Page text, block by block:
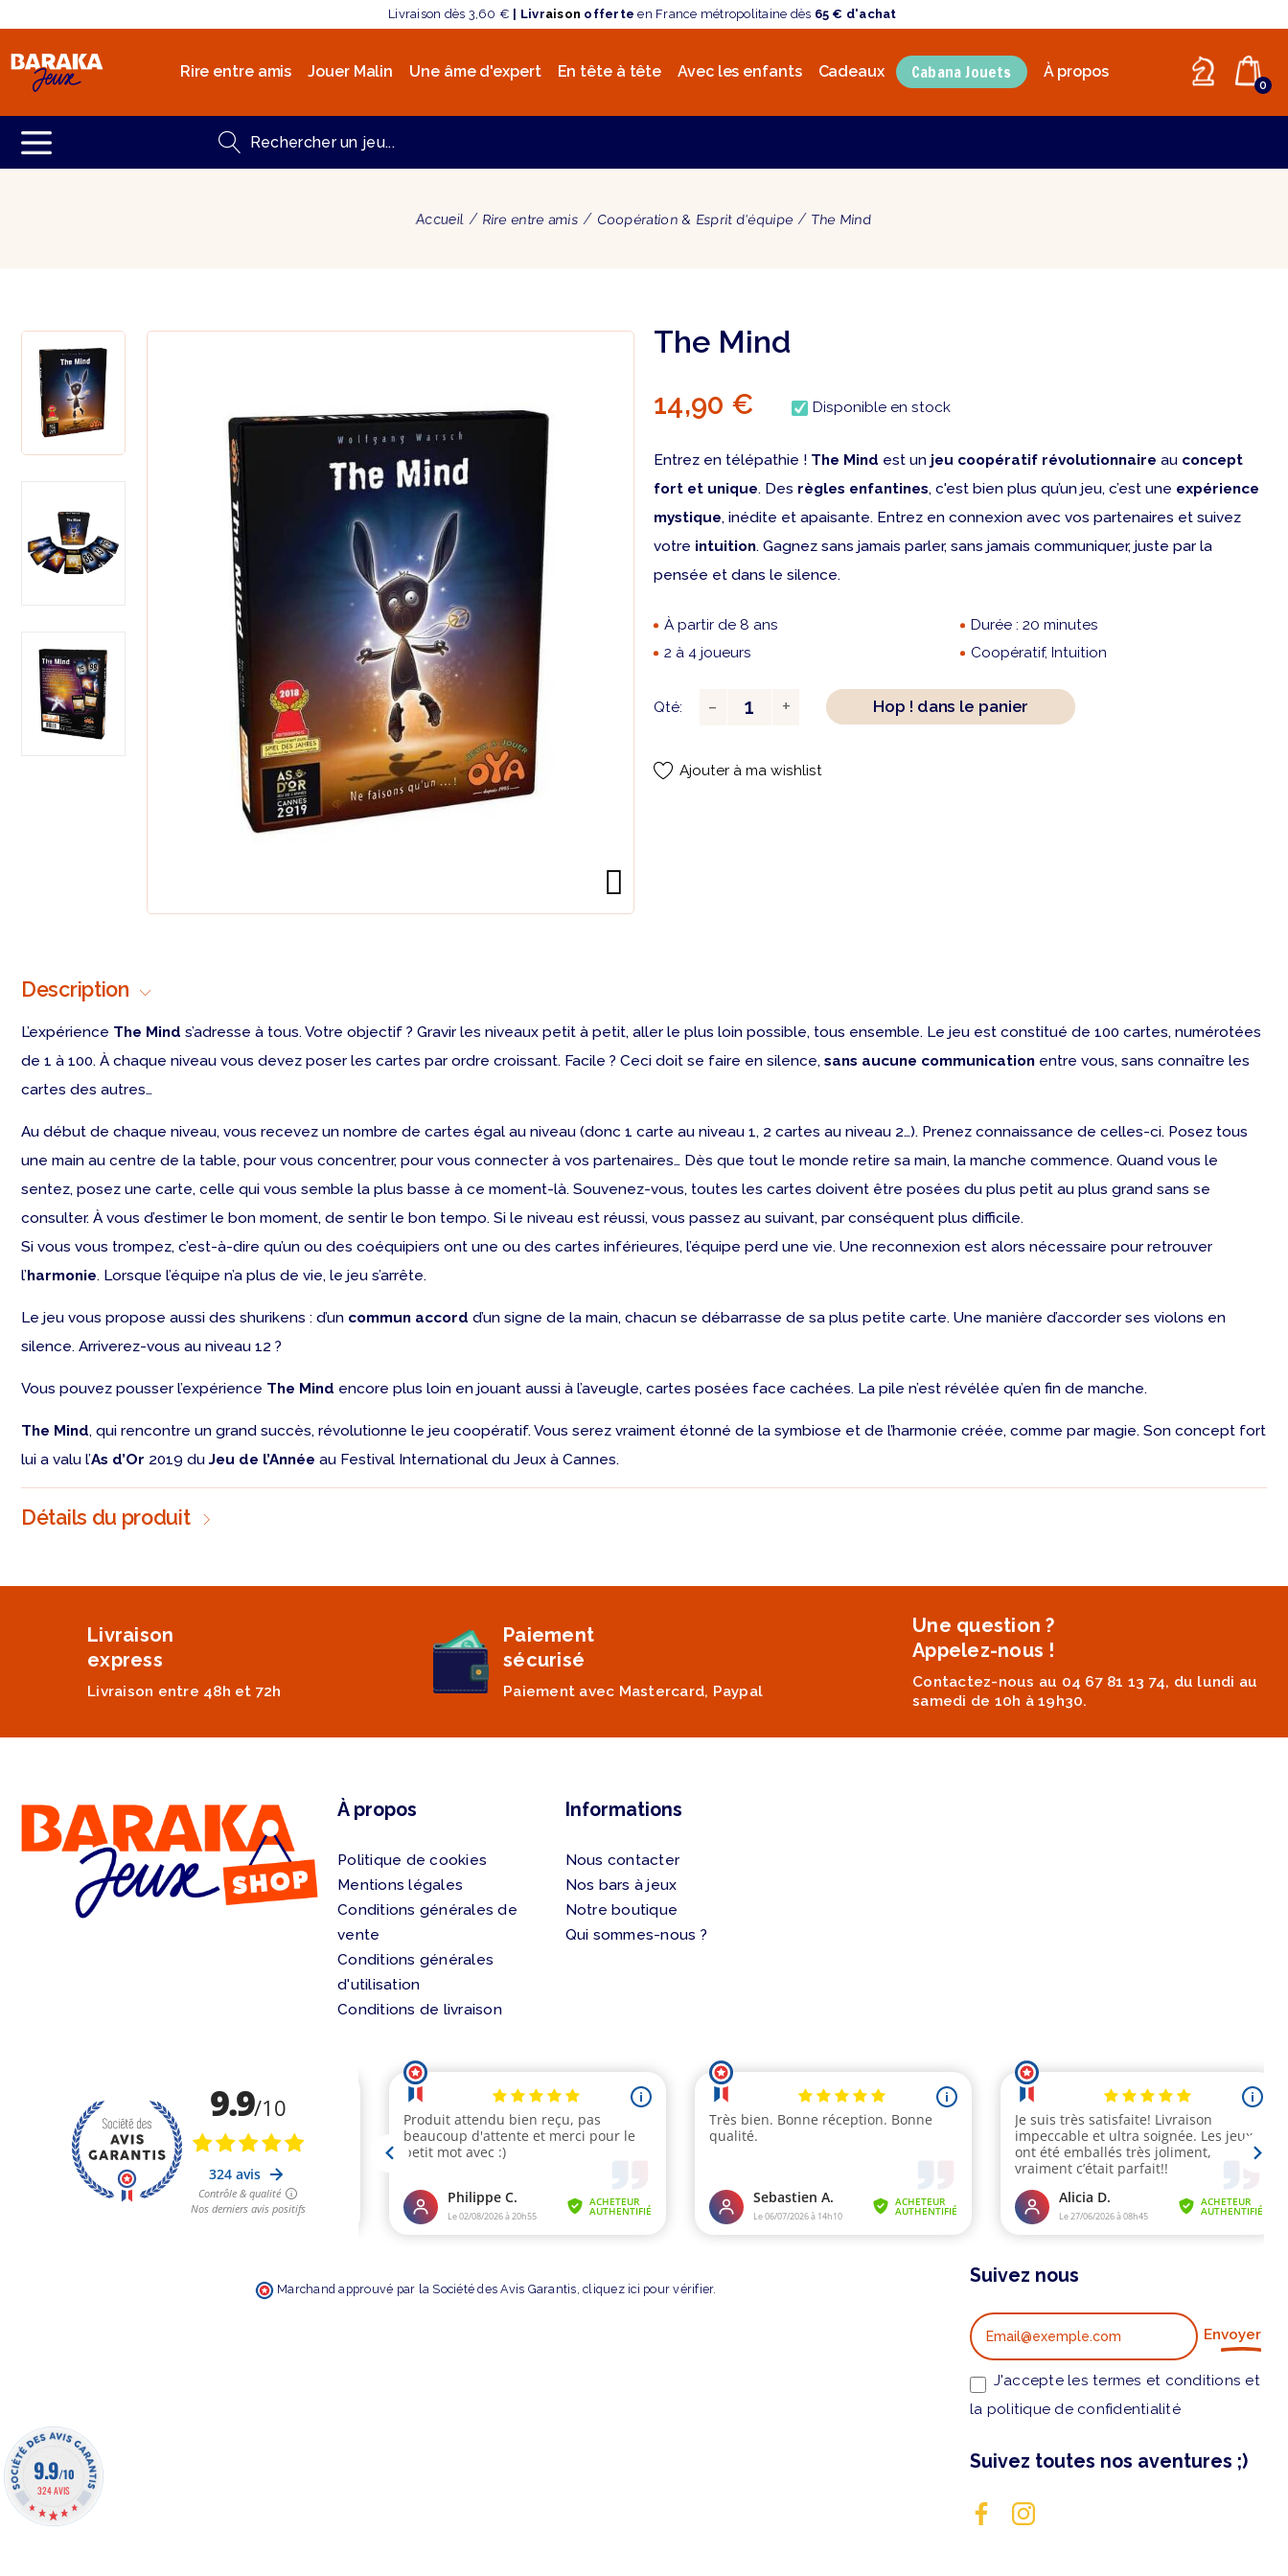
Livraison dès 3,60 € | Livraison offerte en France métropolitaine dès 65 € d'achat
Rire entre amis Jouer Malin Une âme d'expert En tête à tête Avec les enfants Cadeaux Cabana Jouets À propos
0
Accueil Rire entre amis Coopération & Esprit d'équipe The Mind
The Mind
14,90 € Disponible en stock
Entrez en télépathie ! The Mind est un jeu coopératif révolutionnaire au concept
fort et unique. Des règles enfantines, c'est bien plus qu’un jeu, c’est une expérience
mystique, inédite et apaisante. Entrez en connexion avec vos partenaires et suivez
votre intuition. Gagnez sans jamais parler, sans jamais communiquer, juste par la
pensée et dans le silence.
À partir de 8 ans
Durée : 20 minutes
2 à 4 joueurs
Coopératif, Intuition
Qté: Hop ! dans le panier
Ajouter à ma wishlist
Description
L’expérience The Mind s’adresse à tous. Votre objectif ? Gravir les niveaux petit à petit, aller le plus loin possible, tous ensemble. Le jeu est constitué de 100 cartes, numérotées
de 1 à 100. À chaque niveau vous devez poser les cartes par ordre croissant. Facile ? Ceci doit se faire en silence, sans aucune communication entre vous, sans connaître les
cartes des autres…
Au début de chaque niveau, vous recevez un nombre de cartes égal au niveau (donc 1 carte au niveau 1, 2 cartes au niveau 2…). Prenez connaissance de celles-ci. Posez tous
une main au centre de la table, pour vous concentrer, pour vous connecter à vos partenaires… Dès que tout le monde retire sa main, la manche commence. Quand vous le
sentez, posez une carte, celle qui vous semble la plus basse à ce moment-là. Souvenez-vous, toutes les cartes doivent être posées du plus petit au plus grand sans se
consulter. À vous d’estimer le bon moment, de sentir le bon tempo. Si le niveau est réussi, vous passez au suivant, par conséquent plus difficile.
Si vous vous trompez, c’est-à-dire qu’un ou des coéquipiers ont une ou des cartes inférieures, l’équipe perd une vie. Une reconnexion est alors nécessaire pour retrouver
l’harmonie. Lorsque l’équipe n’a plus de vie, le jeu s’arrête.
Le jeu vous propose aussi des shurikens : d’un commun accord d’un signe de la main, chacun se débarrasse de sa plus petite carte. Une manière d’accorder ses violons en
silence. Arriverez-vous au niveau 12 ?
Vous pouvez pousser l’expérience The Mind encore plus loin en jouant aussi à l’aveugle, cartes posées face cachées. La pile n’est révélée qu’en fin de manche.
The Mind, qui rencontre un grand succès, révolutionne le jeu coopératif. Vous serez vraiment étonné de la symbiose et de l’harmonie créée, comme par magie. Son concept fort
lui a valu l’As d’Or 2019 duJeu de l’Année au Festival International du Jeux à Cannes.
Détails du produit
Livraison
express
Livraison entre 48h et 72h
Paiement
sécurisé
Paiement avec Mastercard, Paypal
Une question ?
Appelez-nous !
Contactez-nous au 04 67 81 13 74, du lundi au
samedi de 10h à 19h30.
À propos
Politique de cookies
Mentions légales
Conditions générales de
vente
Conditions générales
d'utilisation
Conditions de livraison
Informations
Nous contacter
Nos bars à jeux
Notre boutique
Qui sommes-nous ?
Marchand approuvé par la Société des Avis Garantis, cliquez ici pour vérifier.
Suivez nous
Envoyer
J'accepte les termes et conditions et
la politique de confidentialité
Suivez toutes nos aventures ;)
9.9/10
324 AVIS